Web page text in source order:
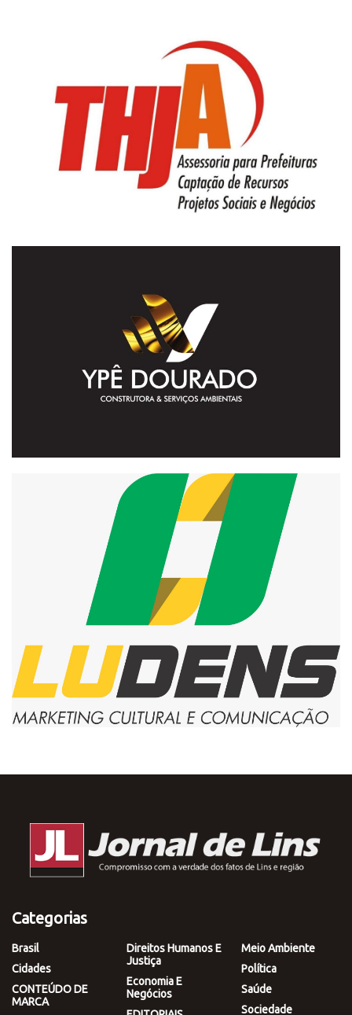
Categorias
Brasil
Cidades
CONTEÚDO DE
MARCA
Direitos Humanos E
Justiça
Economia E
Negócios
Meio Ambiente
Política
Saúde
Sociedade